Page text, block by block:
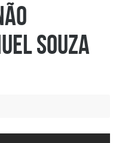
Souza